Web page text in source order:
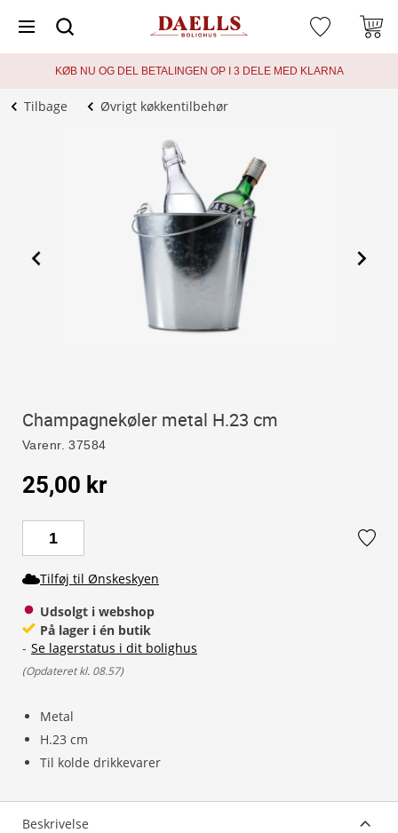
KØB NU OG DEL BETALINGEN OP I 3 DELE MED KLARNA
Tilbage Øvrigt køkkentilbehør
Champagnekøler metal H.23 cm
Varenr. 37584
Metal
H.23 cm
Til kolde drikkevarer
25,00 kr
Tilføj til Ønskeskyen
Udsolgt i webshop
På lager i én butik
- Se lagerstatus i dit bolighus
(Opdateret kl. 08.57)
Beskrivelse